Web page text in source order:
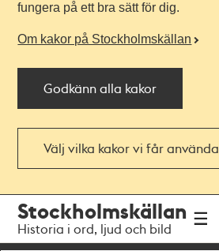
fungera på ett bra sätt för dig.
Om kakor på Stockholmskällan
Godkänn alla kakor
Välj vilka kakor vi får använda
navigationen
huvudinnehållet
Stockholmskällan
Historia i ord, ljud och bild